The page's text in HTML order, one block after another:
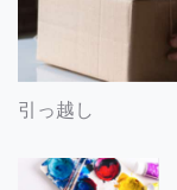
引っ越し